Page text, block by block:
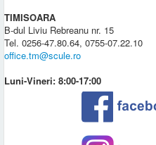
TIMISOARA
B-dul Liviu Rebreanu nr. 15
Tel. 0256-47.80.64, 0755-07.22.10
office.tm@scule.ro
Luni-Vineri: 8:00-17:00